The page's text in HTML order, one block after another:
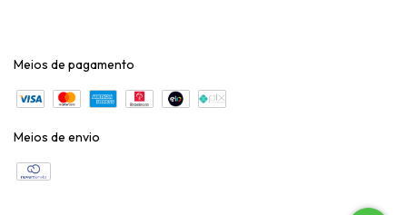
Meios de pagamento
Meios de envio